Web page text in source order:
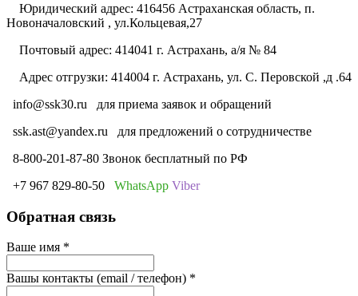
Юридический адрес: 416456 Астраханская область, п.
Новоначаловский , ул.Кольцевая,27
Почтовый адрес: 414041 г. Астрахань, а/я № 84
Адрес отгрузки: 414004 г. Астрахань, ул. С. Перовской ,д .64
info@ssk30.ru для приема заявок и обращений
ssk.ast@yandex.ru для предложений о сотрудничестве
8-800-201-87-80 Звонок бесплатный по РФ
+7 967 829-80-50
WhatsApp Viber
Обратная связь
Ваше имя *
Вашы контакты (email / телефон) *